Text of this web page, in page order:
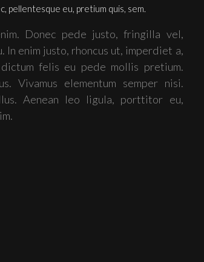
pellentesque eu, pretium quis, sem.
Donec pede justo, fringilla vel,
enim justo, rhoncus ut, imperdiet a,
felis eu pede mollis pretium.
Vivamus elementum semper nisi.
Aenean leo ligula, porttitor eu,